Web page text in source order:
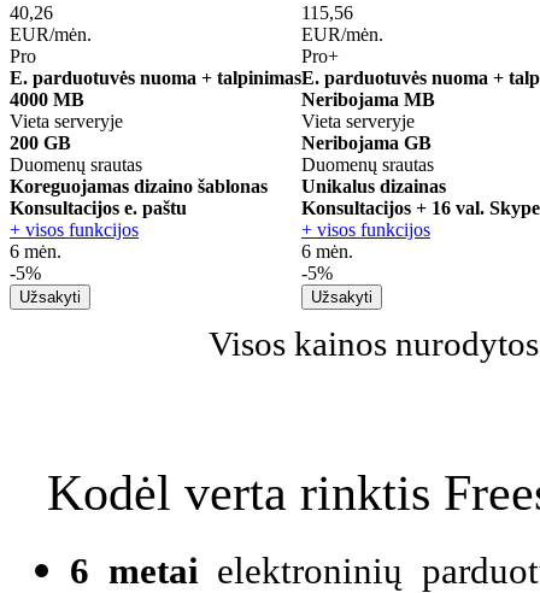
40,26
EUR/mėn.
115,56
EUR/mėn.
Pro
Pro+
E. parduotuvės nuoma + talpinimasE. parduotuvės nuoma +
4000 MB
Vieta serveryje
Neribojama MB
Vieta serveryje
200 GB
Duomenų srautas
Neribojama GB
Duomenų srautas
Koreguojamas dizaino šablonas
Unikalus dizainas
Konsultacijos e. paštu
Konsultacijos + 16 val.
+ visos funkcijos
+ visos funkcijos
6 mėn.
-5%
6 mėn.
-5%
Visos kainos
Kodėl verta rinktis
6 metai elektroninių